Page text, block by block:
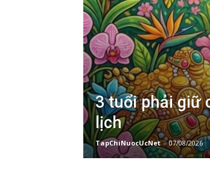
3 tuổi phải giữ
lịch
TapChiNuocUcNet - 07/08/2026